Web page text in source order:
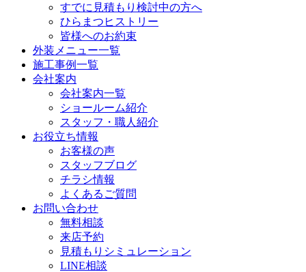
すでに見積もり検討中の方へ
ひらまつヒストリー
皆様へのお約束
外装メニュー一覧
施工事例一覧
会社案内
会社案内一覧
ショールーム紹介
スタッフ・職人紹介
お役立ち情報
お客様の声
スタッフブログ
チラシ情報
よくあるご質問
お問い合わせ
無料相談
来店予約
見積もりシミュレーション
LINE相談